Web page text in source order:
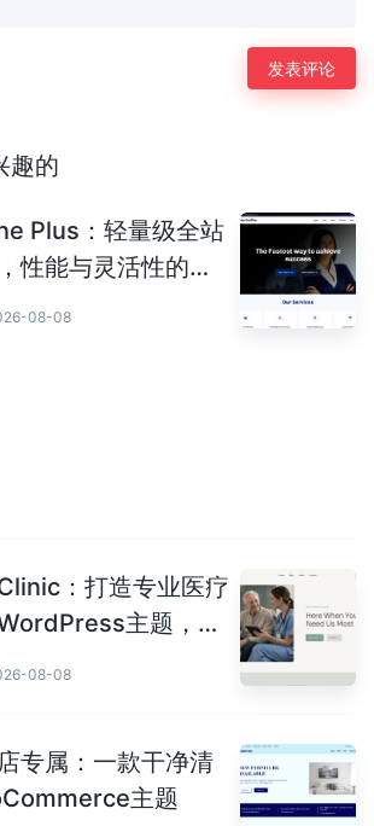
趣的
Plus：轻量级全站
性能与灵活性的完
08-08
：打造专业医疗
主题，让
08-08
专属：一款干净清
主题